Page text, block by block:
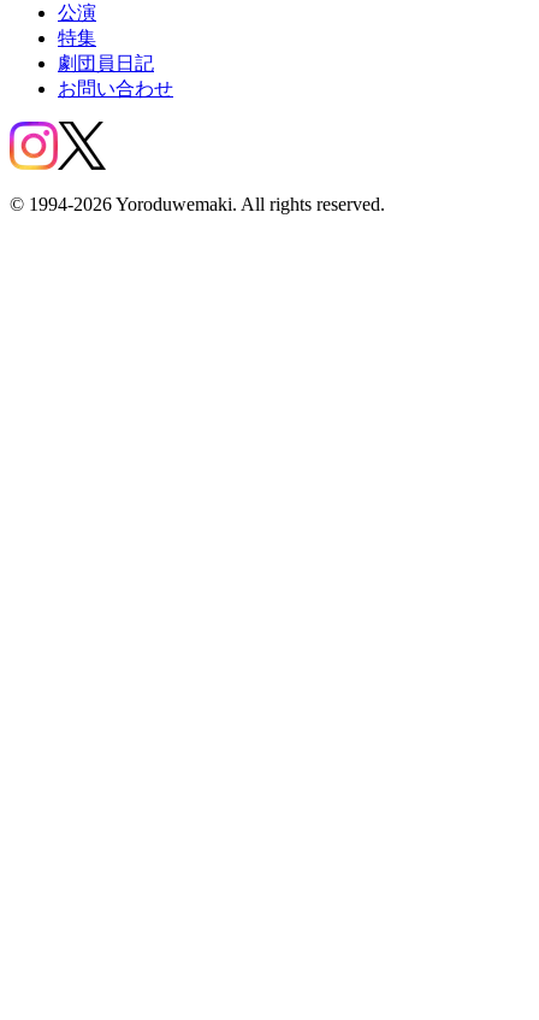
公演
特集
劇団員日記
お問い合わせ
© 1994-2026 Yoroduwemaki. All rights reserved.